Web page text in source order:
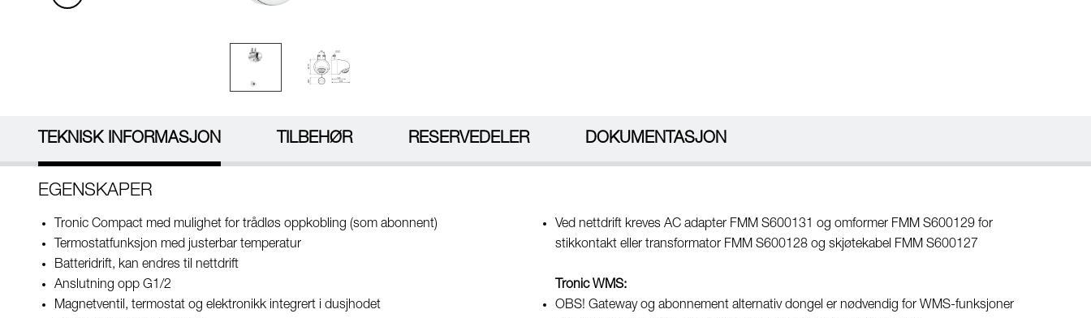
TEKNISK INFORMASJON TILBEHØR RESERVEDELER DOKUMENTASJON
EGENSKAPER
Tronic Compact med mulighet for trådløs oppkobling (som abonnent)
Termostatfunksjon med justerbar temperatur
Batteridrift, kan endres til nettdrift
Anslutning opp G1/2
Magnetventil, termostat og elektronikk integrert i dusjhodet
Ved nettdrift kreves AC adapter FMM S600131 og omformer FMM S600129 for
stikkontakt eller transformator FMM S600128 og skjøtekabel FMM S600127
Tronic WMS:
OBS! Gateway og abonnement alternativ dongel er nødvendig for WMS-funksjoner